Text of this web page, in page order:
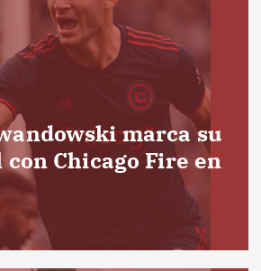
marca su
Chicago Fire en